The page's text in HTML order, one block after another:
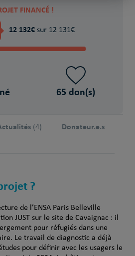
FINANCÉ !
12 132€ sur 12 131€
65 don(s)
(4) Donateur.e.s
?
de l’ENSA Paris Belleville
JUST sur le site de Cavaignac : il
pour réfugiés dans une
Le travail de diagnostic a déjà
pour définir avec les usagers le